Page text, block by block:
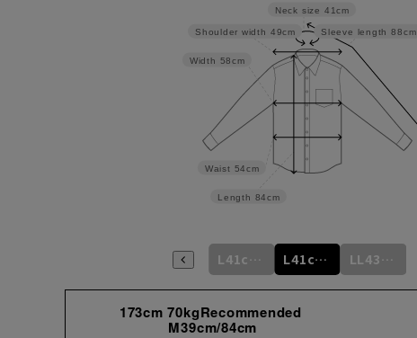
Sleeve length 88cm
Neck size 41cm
Length 84cm
Waist 54cm
Width 58cm
Shoulder width 49cm
L41cm/84cm L41cm/86cm L41cm/88cm LL43cm/82cm
173cm 70kgRecommended
M39cm/84cm